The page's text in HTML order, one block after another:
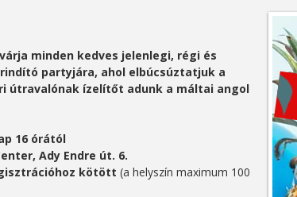
minden kedves jelenlegi, régi és
partyjára, ahol elbúcsúztatjuk a
útravalónak ízelítőt adunk a máltai angol
16 órától
Ady Endre út. 6.
kötött (a helyszín maximum 100